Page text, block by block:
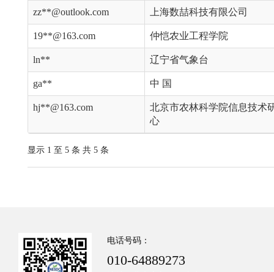
zz**@outlook.com 上海数喆科技有限公司
19**@163.com 仲恺农业工程学院
ln** 辽宁省气象台
ga** 中 国
hj**@163.com
北京市农林科学院信息技术
心
显示 1 至 5 条 共 5 条
电话号码：
010-64889273